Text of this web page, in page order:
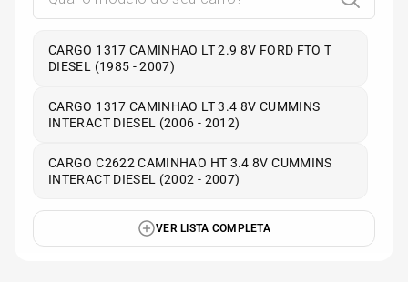
CARGO 1317 CAMINHAO LT 2.9 8V FORD FTO T
DIESEL (1985 - 2007)
CARGO 1317 CAMINHAO LT 3.4 8V CUMMINS
INTERACT DIESEL (2006 - 2012)
CARGO C2622 CAMINHAO HT 3.4 8V CUMMINS
INTERACT DIESEL (2002 - 2007)
VER LISTA COMPLETA